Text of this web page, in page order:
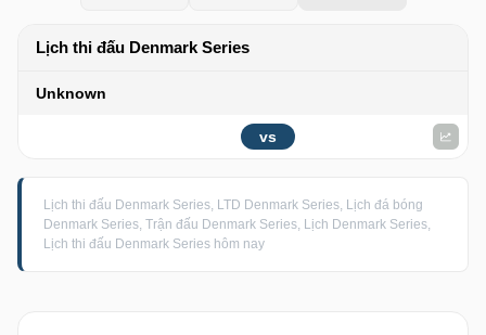
Lịch thi đấu Denmark Series
Unknown
vs
Lịch thi đấu Denmark Series, LTD Denmark Series, Lịch đá bóng
Denmark Series, Trận đấu Denmark Series, Lịch Denmark Series,
Lịch thi đấu Denmark Series hôm nay